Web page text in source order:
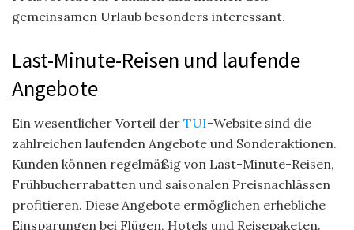
gemeinsamen Urlaub besonders interessant.
Last-Minute-Reisen und laufende
Angebote
Ein wesentlicher Vorteil der TUI-Website sind die
zahlreichen laufenden Angebote und Sonderaktionen.
Kunden können regelmäßig von Last-Minute-Reisen,
Frühbucherrabatten und saisonalen Preisnachlässen
profitieren. Diese Angebote ermöglichen erhebliche
Einsparungen bei Flügen, Hotels und Reisepaketen.